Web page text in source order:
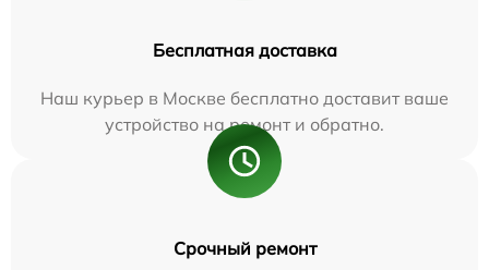
Бесплатная доставка
Наш курьер в Москве бесплатно доставит ваше
устройство на ремонт и обратно.
Срочный ремонт